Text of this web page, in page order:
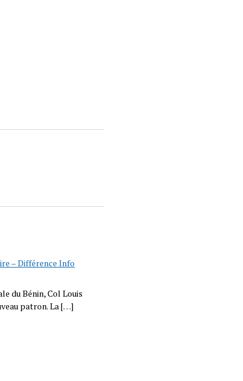
– Différence Info
du Bénin, Col Louis
patron. La […]